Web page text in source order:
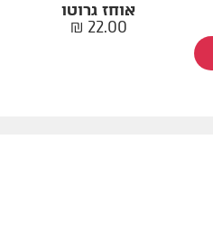
אוחז גרוטו
22.00
₪